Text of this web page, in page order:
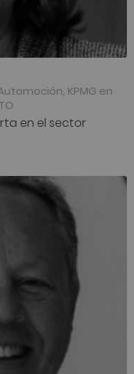
KPMG en
en el sector